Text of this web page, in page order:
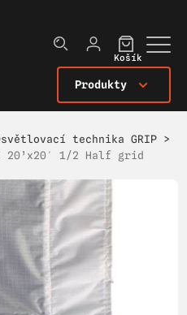
Produkty
Košík
technika GRIP >
20’x20′ 1/2 Half grid